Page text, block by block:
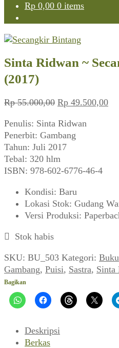
Rp 0,00 0 items
Sinta Ridwan ~
(2017)
Rp55.000,00 Harga
adalah:
Rp 55.000,00.
Rp 49.500,00
Penulis: Sinta Ridwan
Penerbit: Gambang
Tahun: Juli 2017
Tebal: 320 hlm
ISBN: 978-602-6776-46-4
Kondisi: Baru
Lokasi Stok: Gudang
Versi Produksi:
Stok habis
SKU: BU_503 Kategori: Buku
Gambang, Puisi, Sastra, Sinta
Bagikan
Deskripsi
Berkas